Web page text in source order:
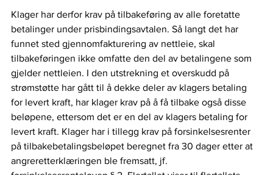
Klager har derfor krav på tilbakeføring av alle foretatte
betalinger under prisbindingsavtalen. Så langt det har
funnet sted gjennomfakturering av nettleie, skal
tilbakeføringen ikke omfatte den del av betalingene som
gjelder nettleien. I den utstrekning et overskudd på
strømstøtte har gått til å dekke deler av klagers betaling
for levert kraft, har klager krav på å få tilbake også disse
beløpene, ettersom det er en del av klagers betaling for
levert kraft. Klager har i tillegg krav på forsinkelsesrenter
på tilbakebetalingsbeløpet beregnet fra 30 dager etter at
angreretterklæringen ble fremsatt, jf.